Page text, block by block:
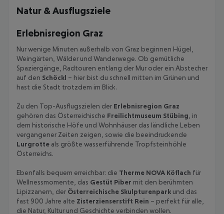
Natur & Ausflugsziele
Erlebnisregion Graz
Nur wenige Minuten außerhalb von Graz beginnen Hügel,
Weingärten, Wälder und Wanderwege. Ob gemütliche
Spaziergänge, Radtouren entlang der Mur oder ein Abstecher
auf den Schöckl – hier bist du schnell mitten im Grünen und
hast die Stadt trotzdem im Blick.
Zu den Top-Ausflugszielen der Erlebnisregion Graz
gehören das Österreichische Freilichtmuseum Stübing , in
dem historische Höfe und Wohnhäuser das ländliche Leben
vergangener Zeiten zeigen, sowie die beeindruckende
Lurgrotte als größte wasserführende Tropfsteinhöhle
Österreichs.
Ebenfalls bequem erreichbar: die Therme NOVA Köflach für
Wellnessmomente, das Gestüt Piber mit den berühmten
Lipizzanern, der Österreichische Skulpturenpark und das
fast 900 Jahre alte Zisterzienserstift Rein – perfekt für alle,
die Natur, Kultur und Geschichte verbinden wollen.